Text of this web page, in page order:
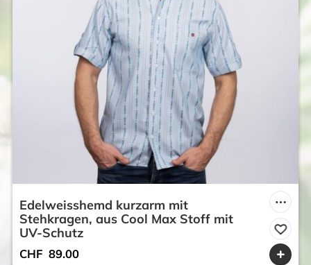
Edelweisshemd kurzarm mit
Stehkragen, aus Cool Max Stoff mit
UV-Schutz
CHF 89.00